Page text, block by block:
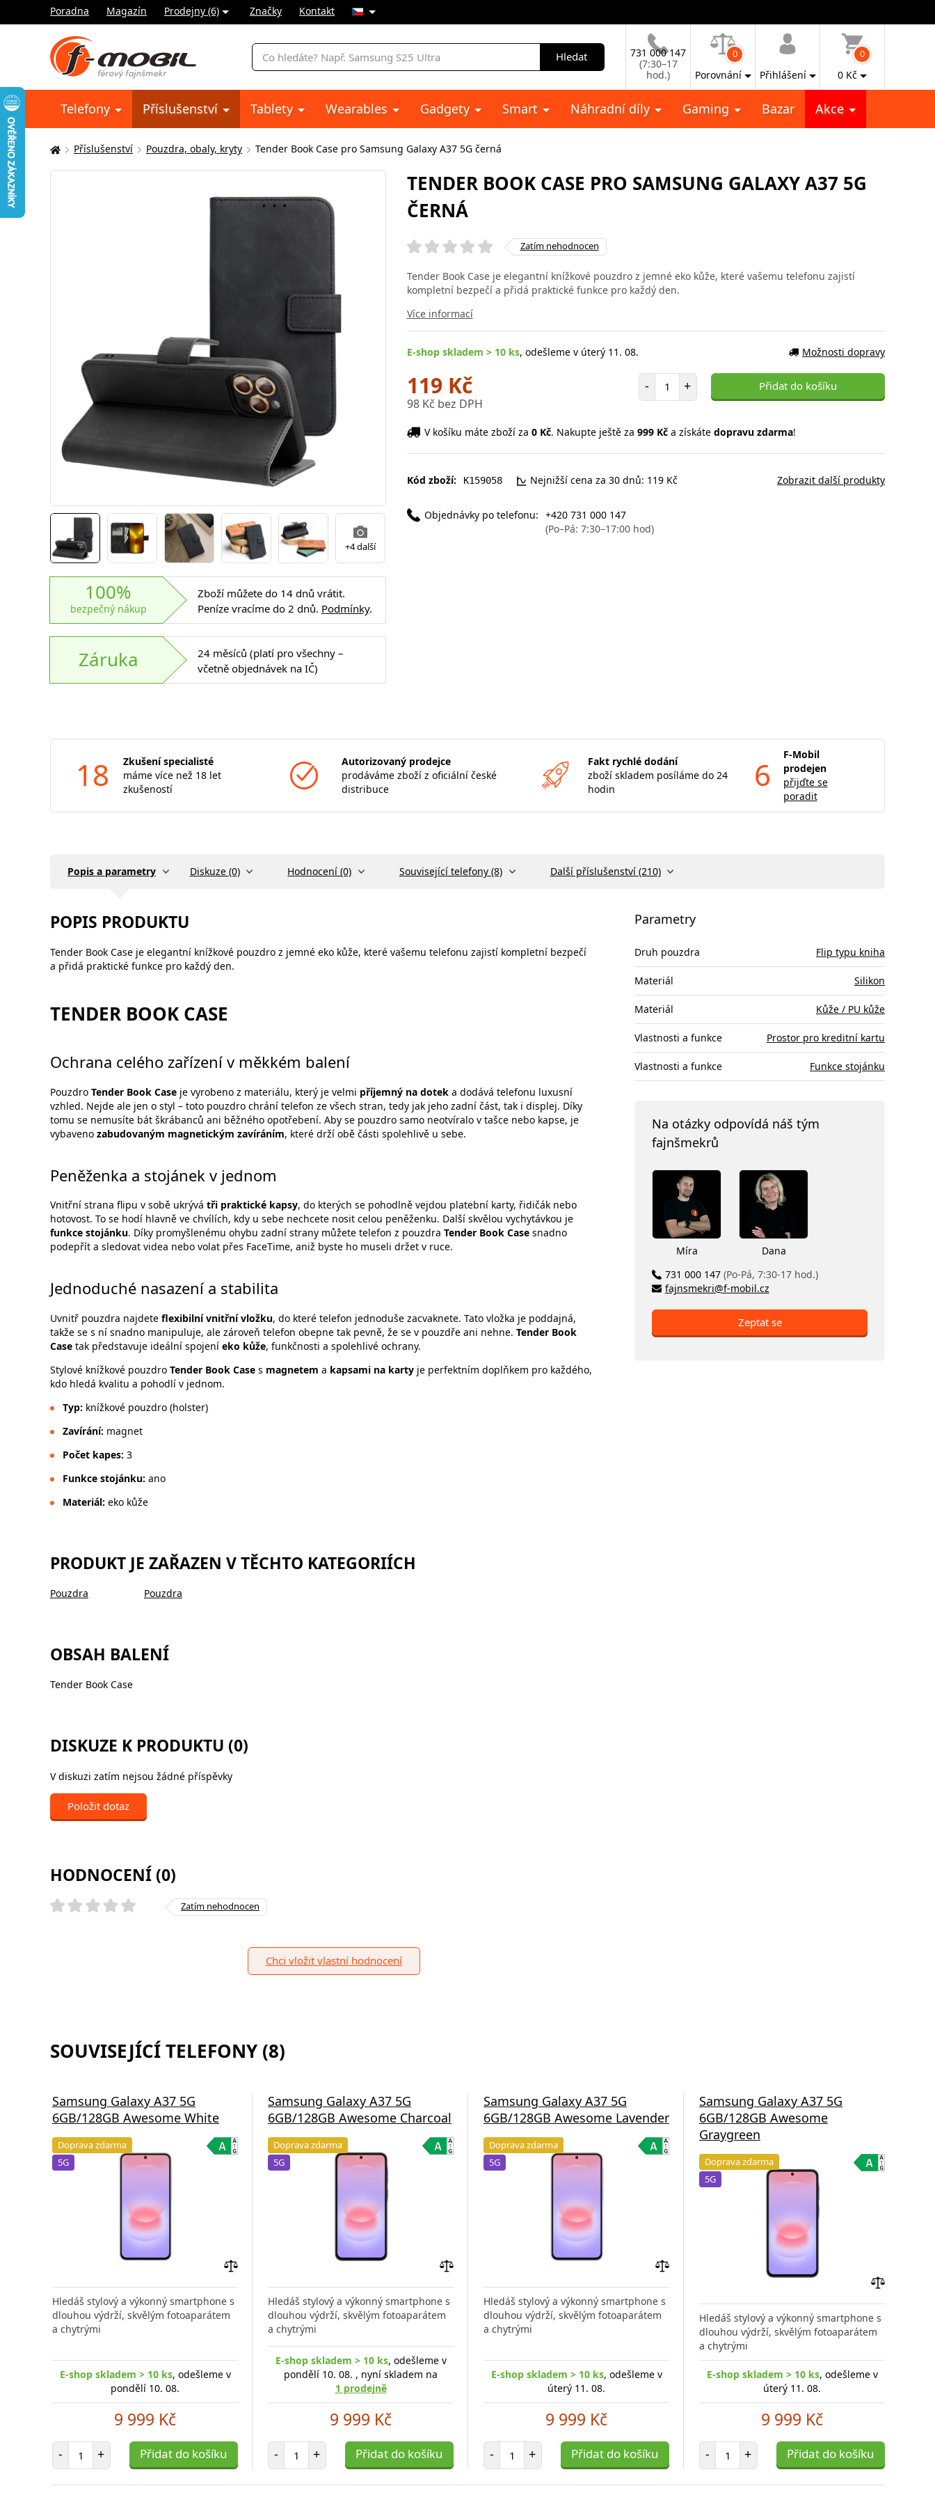
Poradna Magazín Prodejny (6) Značky Kontakt
Vyhledávání
Hledat
731 000 147
(7:30–17
hod.)
0
Porovnání Přihlášení
0
0 Kč
Telefony Příslušenství Tablety Wearables Gadgety Smart Náhradní díly Gaming Bazar Akce
Zde
se
Příslušenství Pouzdra, obaly, kryty Tender Book Case pro Samsung Galaxy A37 5G černá
+4 další
100%
bezpečný nákup
Zboží můžete do 14 dnů vrátit.
Peníze vracíme do 2 dnů. Podmínky.
Záruka
24 měsíců (platí pro všechny –
včetně objednávek na IČ)
TENDER BOOK CASE PRO SAMSUNG GALAXY A37 5G
ČERNÁ
Zatím nehodnocen
Tender Book Case je elegantní knížkové pouzdro z jemné eko kůže, které vašemu telefonu zajistí
kompletní bezpečí a přidá praktické funkce pro každý den.
Více informací
E-shop skladem > 10 ks, odešleme v úterý 11. 08. Možnosti dopravy
119 Kč
98 Kč bez DPH
- Počet položek
+ Přidat do košíku
V košíku máte zboží za 0 Kč. Nakupte ještě za 999 Kča získáte dopravu zdarma!
Kód zboží: K159058 Nejnižší cena za 30 dnů: 119 Kč
Objednávky po telefonu: +420 731 000 147
(Po–Pá: 7:30–17:00 hod)
Zobrazit další produkty
18
Zkušení specialisté
máme více než 18 let
zkušeností
Autorizovaný prodejce
prodáváme zboží z oficiální české
distribuce
Fakt rychlé dodání
zboží skladem posíláme do 24
hodin
6
F-Mobil
prodejen
přijďte se
poradit
Popis a parametry Diskuze (0) Hodnocení (0) Související telefony (8) Další příslušenství (210)
POPIS PRODUKTU
Tender Book Case je elegantní knížkové pouzdro z jemné eko kůže, které vašemu telefonu zajistí kompletní bezpečí
a přidá praktické funkce pro každý den.
TENDER BOOK CASE
Ochrana celého zařízení v měkkém balení
Pouzdro Tender Book Case je vyrobeno z materiálu, který je velmi příjemný na dotek a dodává telefonu luxusní
vzhled. Nejde ale jen o styl – toto pouzdro chrání telefon ze všech stran, tedy jak jeho zadní část, tak i displej. Díky
tomu se nemusíte bát škrábanců ani běžného opotřebení. Aby se pouzdro samo neotvíralo v tašce nebo kapse, je
vybaveno zabudovaným magnetickým zavíráním, které drží obě části spolehlivě u sebe.
Peněženka a stojánek v jednom
Vnitřní strana flipu v sobě ukrývá tři praktické kapsy, do kterých se pohodlně vejdou platební karty, řidičák nebo
hotovost. To se hodí hlavně ve chvílích, kdy u sebe nechcete nosit celou peněženku. Další skvělou vychytávkou je
funkce stojánku. Díky promyšlenému ohybu zadní strany můžete telefon z pouzdra Tender Book Case snadno
podepřít a sledovat videa nebo volat přes FaceTime, aniž byste ho museli držet v ruce.
Jednoduché nasazení a stabilita
Uvnitř pouzdra najdete flexibilní vnitřní vložku, do které telefon jednoduše zacvaknete. Tato vložka je poddajná,
takže se s ní snadno manipuluje, ale zároveň telefon obepne tak pevně, že se v pouzdře ani nehne. Tender Book
Case tak představuje ideální spojení eko kůže, funkčnosti a spolehlivé ochrany.
Stylové knížkové pouzdro Tender Book Case s magnetem a kapsami na karty je perfektním doplňkem pro každého,
kdo hledá kvalitu a pohodlí v jednom.
Typ: knížkové pouzdro (holster)
Zavírání: magnet
Počet kapes: 3
Funkce stojánku: ano
Materiál: eko kůže
PRODUKT JE ZAŘAZEN V TĚCHTO KATEGORIÍCH
Pouzdra Pouzdra
OBSAH BALENÍ
Tender Book Case
DISKUZE K PRODUKTU (0)
V diskuzi zatím nejsou žádné příspěvky
Položit dotaz
HODNOCENÍ (0)
Zatím nehodnocen
Chci vložit vlastní hodnocení
Parametry
Druh pouzdra Flip typu kniha
Materiál Silikon
Materiál Kůže / PU kůže
Vlastnosti a funkce Prostor pro kreditní kartu
Vlastnosti a funkce Funkce stojánku
Na otázky odpovídá náš tým
fajnšmekrů
Míra
Dana
731 000 147 (Po-Pá, 7:30-17 hod.)
fajnsmekri@f-mobil.cz
Zeptat se
SOUVISEJÍCÍ TELEFONY (8)
Samsung Galaxy A37 5G
6GB/128GB Awesome White
Doprava zdarma
5G
porovnání
Hledáš stylový a výkonný smartphone s
dlouhou výdrží, skvělým fotoaparátem
a chytrými
E-shop skladem > 10 ks, odešleme v
pondělí 10. 08.
9 999 Kč
- Počet položek
+ Přidat do košíku
Samsung Galaxy A37 5G
6GB/128GB Awesome Charcoal
Doprava zdarma
5G
porovnání
Hledáš stylový a výkonný smartphone s
dlouhou výdrží, skvělým fotoaparátem
a chytrými
E-shop skladem > 10 ks, odešleme v
pondělí 10. 08. , nyní skladem na
1 prodejně
9 999 Kč
- Počet položek
+ Přidat do košíku
Samsung Galaxy A37 5G
6GB/128GB Awesome Lavender
Doprava zdarma
5G
porovnání
Hledáš stylový a výkonný smartphone s
dlouhou výdrží, skvělým fotoaparátem
a chytrými
E-shop skladem > 10 ks, odešleme v
úterý 11. 08.
9 999 Kč
- Počet položek
+ Přidat do košíku
Samsung Galaxy A37 5G
6GB/128GB Awesome
Graygreen
Doprava zdarma
5G
porovnání
Hledáš stylový a výkonný smartphone s
dlouhou výdrží, skvělým fotoaparátem
a chytrými
E-shop skladem > 10 ks, odešleme v
úterý 11. 08.
9 999 Kč
- Počet položek
+ Přidat do košíku